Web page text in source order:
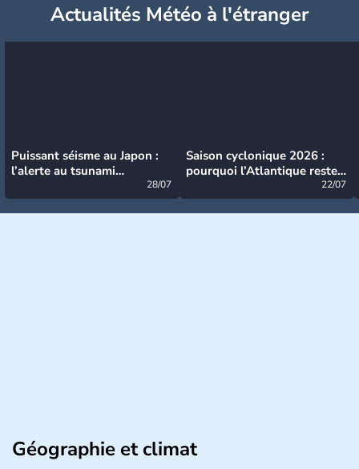
Actualités Météo à l'étranger
Puissant séisme au Japon :
l’alerte au tsunami
28/07
Saison cyclonique 2026 :
pourquoi l’Atlantique reste
22/07
Géographie et climat